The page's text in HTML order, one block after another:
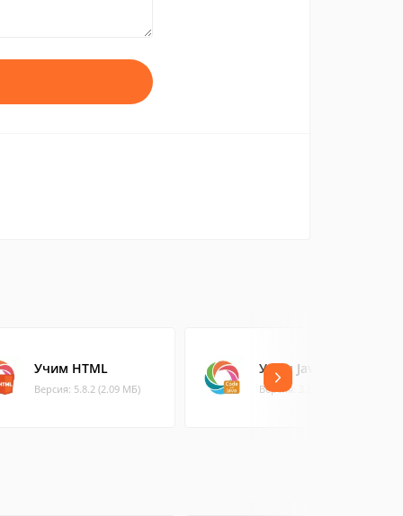
Учим HTML
Версия: 5.8.2 (2.09 МБ)
Учим Java
Версия: 3.8.2 (2.09 МБ)